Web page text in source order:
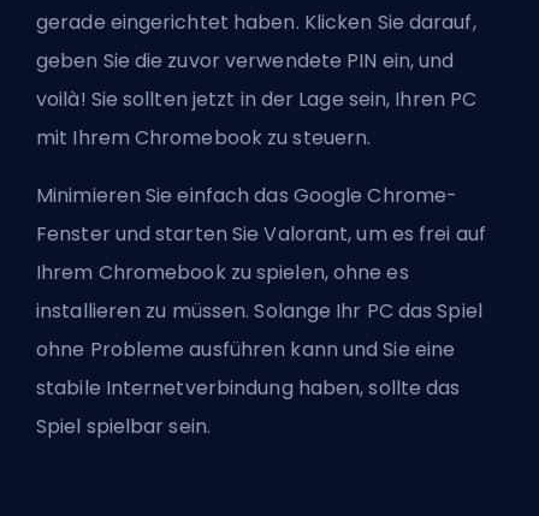
gerade eingerichtet haben. Klicken Sie darauf,
geben Sie die zuvor verwendete PIN ein, und
voilà! Sie sollten jetzt in der Lage sein, Ihren PC
mit Ihrem Chromebook zu steuern.
Minimieren Sie einfach das Google Chrome-
Fenster und starten Sie Valorant, um es frei auf
Ihrem Chromebook zu spielen, ohne es
installieren zu müssen. Solange Ihr PC das Spiel
ohne Probleme ausführen kann und Sie eine
stabile Internetverbindung haben, sollte das
Spiel spielbar sein.